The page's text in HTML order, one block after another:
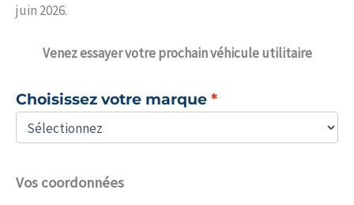
juin 2026.
Venezessayer votre prochain véhicule utilitaire
Choisissez votre marque
Vos coordonnées